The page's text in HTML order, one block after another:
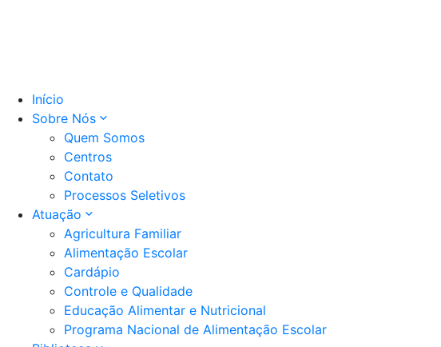
Início
Sobre Nós
Quem Somos
Centros
Contato
Processos Seletivos
Atuação
Agricultura Familiar
Alimentação Escolar
Cardápio
Controle e Qualidade
Educação Alimentar e Nutricional
Programa Nacional de Alimentação Escolar